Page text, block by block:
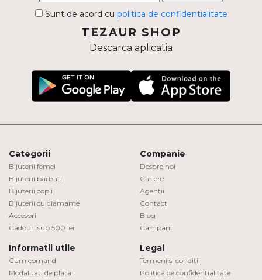
Sunt de acord cu politica de confidentialitate
TEZAUR SHOP
Descarca aplicatia
Categorii
Bijuterii femei
Bijuterii barbati
Bijuterii copii
Bijuterii cu diamante
Accesorii
Cadouri sub 500 lei
Companie
Despre noi
Cariere
Agentii
Contact
Blog
Campanii
Informatii utile
Cum comand
Modalitati de plata
Legal
Termeni si conditii
Politica de confidentialitate